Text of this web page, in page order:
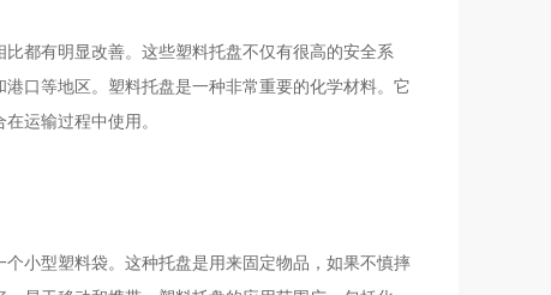
都有明显改善。这些塑料托盘不仅有很高的安全系
口等地区。塑料托盘是一种非常重要的化学材料。它
运输过程中使用。
小型塑料袋。这种托盘是用来固定物品，如果不慎摔